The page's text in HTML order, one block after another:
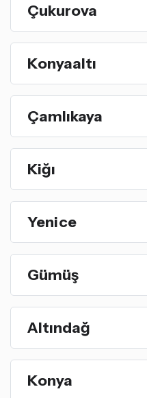
Çukurova
Konyaaltı
Çamlıkaya
Kiğı
Yenice
Gümüş
Altındağ
Konya